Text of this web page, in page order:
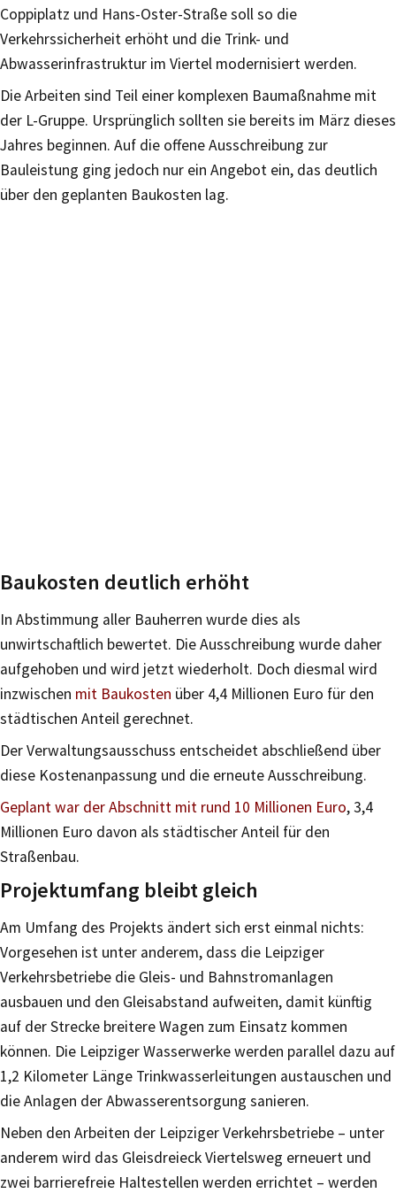
Coppiplatz und Hans-Oster-Straße soll so die
Verkehrssicherheit erhöht und die Trink- und
Abwasserinfrastruktur im Viertel modernisiert werden.
Die Arbeiten sind Teil einer komplexen Baumaßnahme mit
der L-Gruppe. Ursprünglich sollten sie bereits im März dieses
Jahres beginnen. Auf die offene Ausschreibung zur
Bauleistung ging jedoch nur ein Angebot ein, das deutlich
über den geplanten Baukosten lag.
Baukosten deutlich erhöht
In Abstimmung aller Bauherren wurde dies als
unwirtschaftlich bewertet. Die Ausschreibung wurde daher
aufgehoben und wird jetzt wiederholt. Doch diesmal wird
inzwischen mit Baukosten über 4,4 Millionen Euro für den
städtischen Anteil gerechnet.
Der Verwaltungsausschuss entscheidet abschließend über
diese Kostenanpassung und die erneute Ausschreibung.
Geplant war der Abschnitt mit rund 10 Millionen Euro, 3,4
Millionen Euro davon als städtischer Anteil für den
Straßenbau.
Projektumfang bleibt gleich
Am Umfang des Projekts ändert sich erst einmal nichts:
Vorgesehen ist unter anderem, dass die Leipziger
Verkehrsbetriebe die Gleis- und Bahnstromanlagen
ausbauen und den Gleisabstand aufweiten, damit künftig
auf der Strecke breitere Wagen zum Einsatz kommen
können. Die Leipziger Wasserwerke werden parallel dazu auf
1,2 Kilometer Länge Trinkwasserleitungen austauschen und
die Anlagen der Abwasserentsorgung sanieren.
Neben den Arbeiten der Leipziger Verkehrsbetriebe – unter
anderem wird das Gleisdreieck Viertelsweg erneuert und
zwei barrierefreie Haltestellen werden errichtet – werden